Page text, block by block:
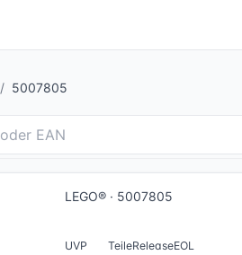
5007805
LEGO® · 5007805
UVP TeileReleaseEOL